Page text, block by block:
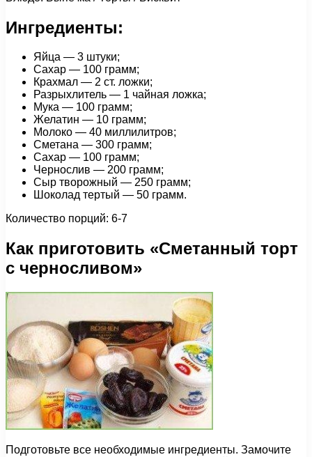
Ингредиенты:
Яйца — 3 штуки;
Сахар — 100 грамм;
Крахмал — 2 ст. ложки;
Разрыхлитель — 1 чайная ложка;
Мука — 100 грамм;
Желатин — 10 грамм;
Молоко — 40 миллилитров;
Сметана — 300 грамм;
Сахар — 100 грамм;
Чернослив — 200 грамм;
Сыр творожный — 250 грамм;
Шоколад тертый — 50 грамм.
Количество порций: 6-7
Как приготовить «Сметанный торт
с черносливом»
Подготовьте все необходимые ингредиенты. Замочите